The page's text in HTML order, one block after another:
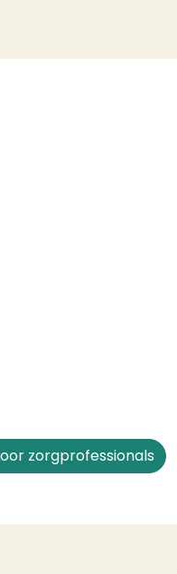
zorgprofessionals